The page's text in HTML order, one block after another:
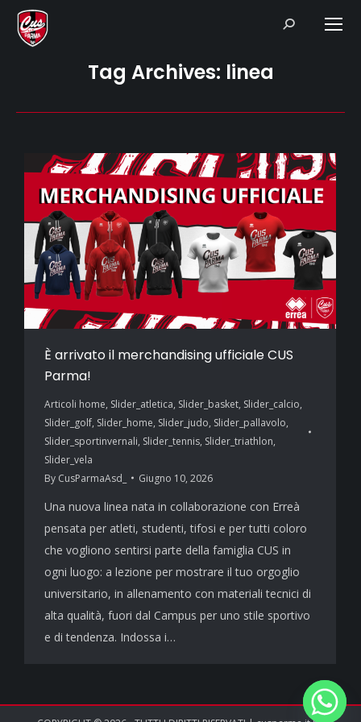
Search:
Tag Archives: linea
È arrivato il merchandising ufficiale CUS
Parma!
Articoli home, Slider_atletica, Slider_basket, Slider_calcio,
Slider_golf, Slider_home, Slider_judo, Slider_pallavolo,
Slider_sportinvernali, Slider_tennis, Slider_triathlon,
Slider_vela
By CusParmaAsd_ Giugno 10, 2026
Una nuova linea nata in collaborazione con Erreà
pensata per atleti, studenti, tifosi e per tutti coloro
che vogliono sentirsi parte della famiglia CUS in
ogni luogo: a lezione per mostrare il tuo orgoglio
universitario, in allenamento con materiali tecnici di
alta qualità, fuori dal Campus per uno stile sportivo
e di tendenza. Indossa i…